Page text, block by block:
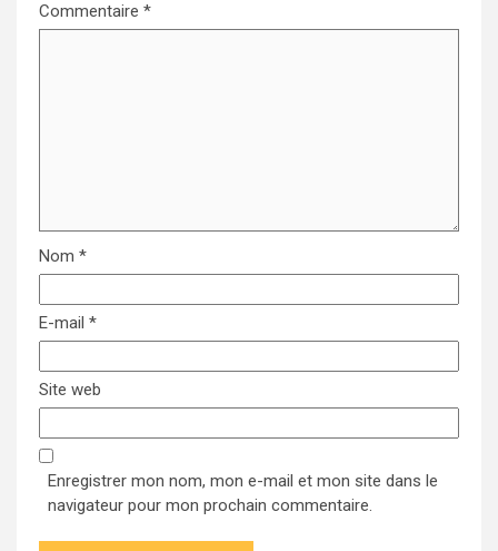
Commentaire *
Nom *
E-mail *
Site web
Enregistrer mon nom, mon e-mail et mon site dans le
navigateur pour mon prochain commentaire.